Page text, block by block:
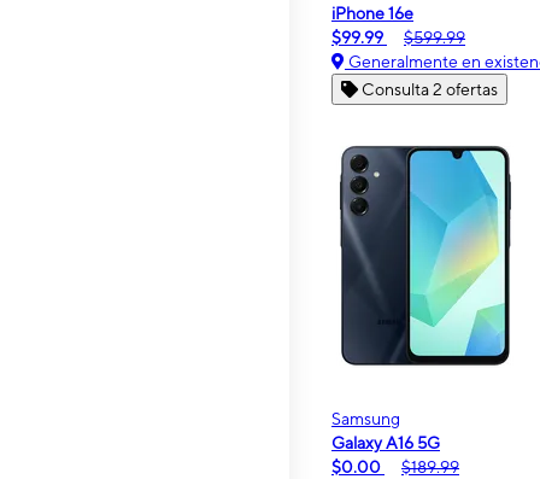
iPhone 16e
$99.99
$599.99
Generalmente en
Consulta 2 ofertas
Samsung
Galaxy A16 5G
$0.00
$189.99